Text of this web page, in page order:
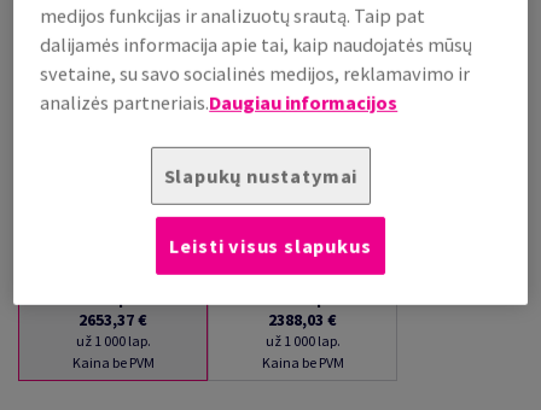
Kiekių palyginimas
lap.
−
2653,37 €
už 1 000 lap.
Kaina be PVM
2388,03 €
už 1 000 lap.
Kaina be PVM
medijos funkcijas ir analizuotų srautą. Taip pat
dalijamės informacija apie tai, kaip naudojatės mūsų
svetaine, su savo socialinės medijos, reklamavimo ir
analizės partneriais.Daugiau informacijos
Slapukų nustatymai
Leisti visus slapukus